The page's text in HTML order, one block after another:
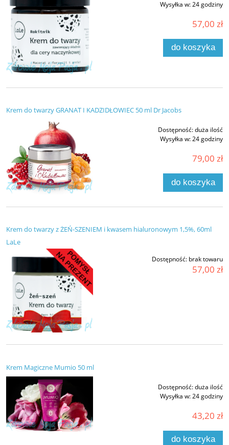
Wysyłka w:24 godziny
57,00 zł
do koszyka
Krem do twarzy GRANAT I KADZIDŁOWIEC 50 ml Dr Jacobs
Dostępność:duża ilość
Wysyłka w:24 godziny
79,00 zł
do koszyka
Krem do twarzy z ŻEŃ-SZENIEM i kwasem hialuronowym 1,5%, 60ml
LaLe
Dostępność: brak towaru
57,00 zł
Krem Magiczne Mumio 50 ml
Dostępność:duża ilość
Wysyłka w:24 godziny
43,20 zł
do koszyka